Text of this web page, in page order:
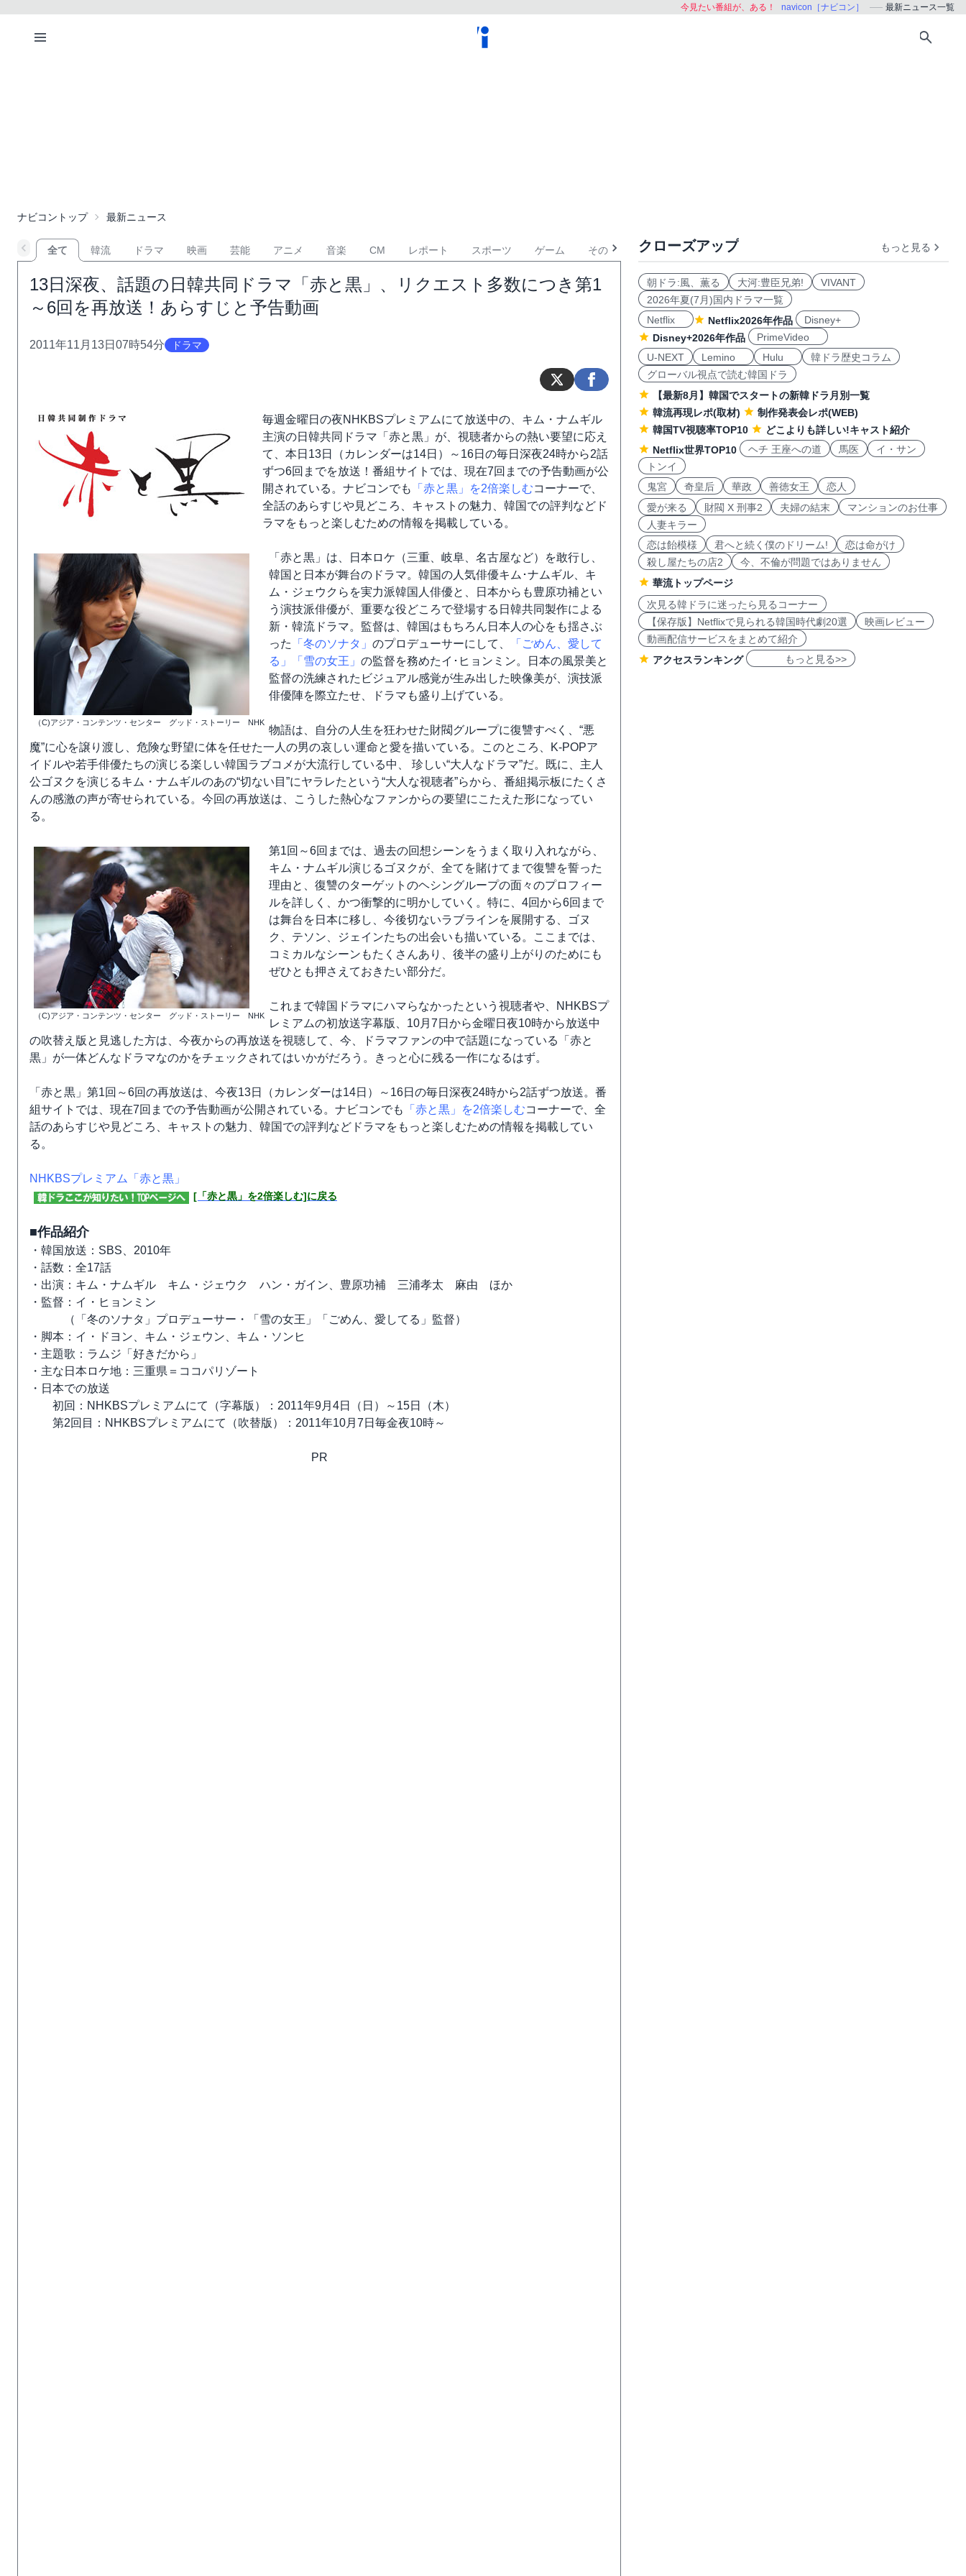
今見たい番組が、ある！ navicon［ナビコン］ 最新ニュース一覧
ナビコントップ 最新ニュース
全て 韓流 ドラマ 映画 芸能 アニメ 音楽 CM レポート スポーツ ゲーム その他
13日深夜、話題の日韓共同ドラマ「赤と黒」、リクエスト多数につき第1
～6回を再放送！あらすじと予告動画
2011年11月13日07時54分 ドラマ
毎週金曜日の夜NHKBSプレミアムにて放送中の、キム・ナムギル
主演の日韓共同ドラマ「赤と黒」が、視聴者からの熱い要望に応え
て、本日13日（カレンダーは14日）～16日の毎日深夜24時から2話
ずつ6回までを放送！番組サイトでは、現在7回までの予告動画が公
開されている。ナビコンでも
「赤と黒」を2倍楽しむコーナーで、
全話のあらすじや見どころ、キャストの魅力、韓国での評判などド
ラマをもっと楽しむための情報を掲載している。
（C)アジア・コンテンツ・センター グッド・ストーリー NHK
「赤と黒」は、日本ロケ（三重、岐阜、名古屋など）を敢行し、
韓国と日本が舞台のドラマ。韓国の人気俳優キム･ナムギル、キ
ム・ジェウクらを実力派韓国人俳優と、日本からも豊原功補とい
う演技派俳優が、重要な役どころで登場する日韓共同製作による
新・韓流ドラマ。監督は、韓国はもちろん日本人の心をも揺さぶ
った
「冬のソナタ」 のプロデューサーにして、
「ごめん、愛して
る」
「雪の女王」 の監督を務めたイ･ヒョンミン。日本の風景美と
監督の洗練されたビジュアル感覚が生み出した映像美が、演技派
俳優陣を際立たせ、ドラマも盛り上げている。
物語は、自分の人生を狂わせた財閥グループに復讐すべく、“悪
魔”に心を譲り渡し、危険な野望に体を任せた一人の男の哀しい運命と愛を描いている。このところ、K-POPア
イドルや若手俳優たちの演じる楽しい韓国ラブコメが大流行している中、 珍しい“大人なドラマ”だ。既に、主人
公ゴヌクを演じるキム・ナムギルのあの“切ない目”にヤラレたという“大人な視聴者”らから、番組掲示板にたくさ
んの感激の声が寄せられている。今回の再放送は、こうした熱心なファンからの要望にこたえた形になってい
る。
（C)アジア・コンテンツ・センター グッド・ストーリー NHK
第1回～6回までは、過去の回想シーンをうまく取り入れながら、
キム・ナムギル演じるゴヌクが、全てを賭けてまで復讐を誓った
理由と、復讐のターゲットのヘシングループの面々のプロフィー
ルを詳しく、かつ衝撃的に明かしていく。特に、4回から6回まで
は舞台を日本に移し、今後切ないラブラインを展開する、ゴヌ
ク、テソン、ジェインたちの出会いも描いている。ここまでは、
コミカルなシーンもたくさんあり、後半の盛り上がりのためにも
ぜひとも押さえておきたい部分だ。
これまで韓国ドラマにハマらなかったという視聴者や、NHKBSプ
レミアムの初放送字幕版、10月7日から金曜日夜10時から放送中
の吹替え版と見逃した方は、今夜からの再放送を視聴して、今、ドラマファンの中で話題になっている「赤と
黒」が一体どんなドラマなのかをチェックされてはいかがだろう。きっと心に残る一作になるはず。
「赤と黒」第1回～6回の再放送は、今夜13日（カレンダーは14日）～16日の毎日深夜24時から2話ずつ放送。番
組サイトでは、現在7回までの予告動画が公開されている。ナビコンでも
「赤と黒」を2倍楽しむコーナーで、全
話のあらすじや見どころ、キャストの魅力、韓国での評判などドラマをもっと楽しむための情報を掲載してい
る。
NHKBSプレミアム「赤と黒」
[「赤と黒」を2倍楽しむ]に戻る
■作品紹介
・韓国放送：SBS、2010年
・話数：全17話
・出演：キム・ナムギル キム・ジェウク ハン・ガイン、豊原功補 三浦孝太 麻由 ほか
・監督：イ・ヒョンミン
（「冬のソナタ」プロデューサー・「雪の女王」「ごめん、愛してる」監督）
・脚本：イ・ドヨン、キム・ジェウン、キム・ソンヒ
・主題歌：ラムジ「好きだから」
・主な日本ロケ地：三重県＝ココパリゾート
・日本での放送
初回：NHKBSプレミアムにて（字幕版）：2011年9月4日（日）～15日（木）
第2回目：NHKBSプレミアムにて（吹替版）：2011年10月7日毎金夜10時～
PR
クローズアップ もっと見る
朝ドラ:風、薫る 大河:豊臣兄弟!
VIVANT
2026年夏(7月)国内ドラマ一覧
Netflix
Netflix2026年作品
Disney+
Disney+2026年作品
PrimeVideo
U-NEXT
Lemino Hulu
韓ドラ歴史コラム
グローバル視点で読む韓国ドラ
【最新8月】韓国でスタートの新韓ドラ月別一覧
韓流再現レポ(取材)
制作発表会レポ(WEB)
韓国TV視聴率TOP10
どこよりも詳しい!キャスト紹介
Netflix世界TOP10
ヘチ 王座への道 馬医
イ・サン
トンイ
鬼宮
奇皇后 華政 善徳女王
恋人
愛が来る
財閥 X 刑事2 夫婦の結末
マンションのお仕事
人妻キラー
恋は飴模様
君へと続く僕のドリーム!
恋は命がけ
殺し屋たちの店2
今、不倫が問題ではありません
華流トップページ
次見る韓ドラに迷ったら見るコーナー
【保存版】Netflixで見られる韓国時代劇20選
映画レビュー
動画配信サービスをまとめて紹介
アクセスランキング
もっと見る>>